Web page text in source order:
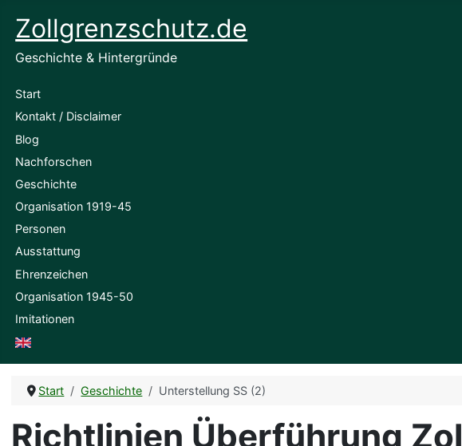
Zollgrenzschutz.de
Geschichte & Hintergründe
Start
Kontakt / Disclaimer
Blog
Nachforschen
Geschichte
Organisation 1919-45
Personen
Ausstattung
Ehrenzeichen
Organisation 1945-50
Imitationen
English
Start Geschichte Unterstellung SS (2)
Richtlinien Überführung